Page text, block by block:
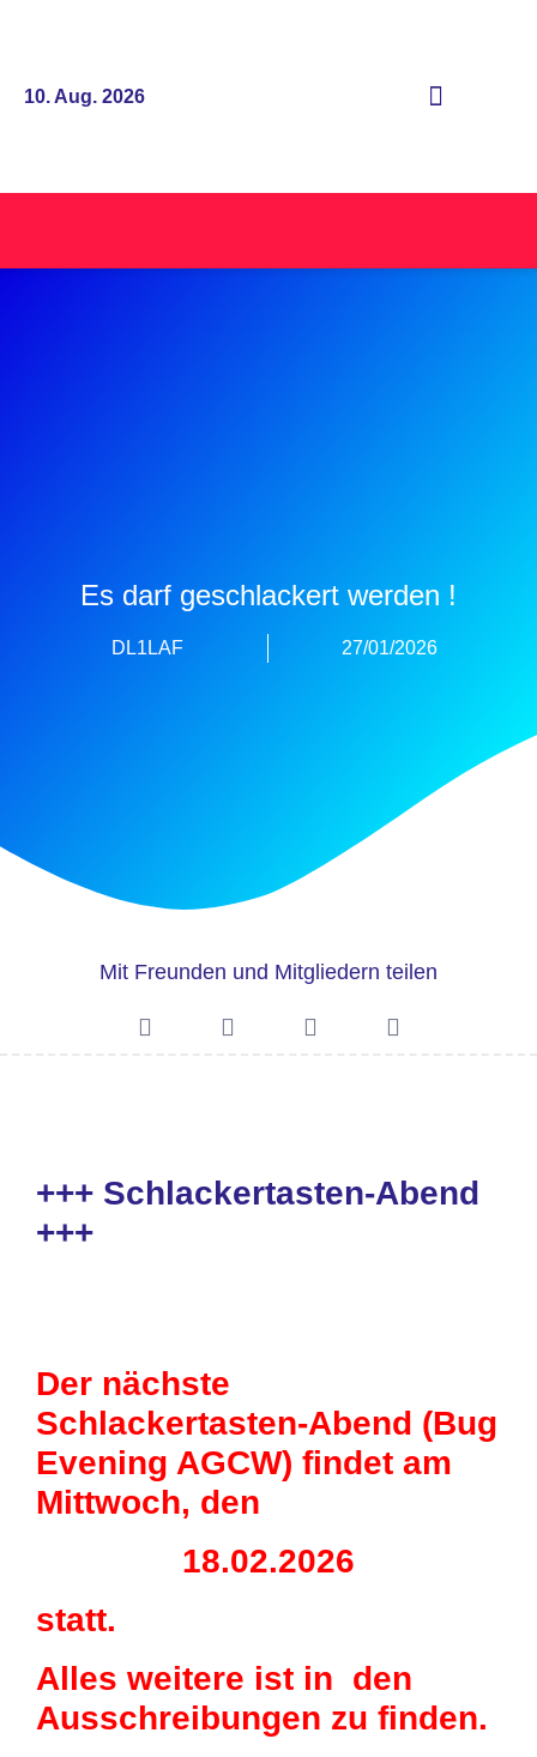
10. Aug. 2026
Es darf geschlackert werden !
DL1LAF 27/01/2026
Mit Freunden und Mitgliedern teilen
+++ Schlackertasten-Abend
+++
Der nächste
Schlackertasten-Abend (Bug
Evening AGCW) findet am
Mittwoch, den
18.02.2026
statt.
Alles weitere ist in den
Ausschreibungen zu finden.